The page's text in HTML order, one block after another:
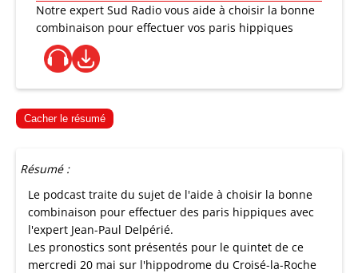
Notre expert Sud Radio vous aide à choisir la bonne
combinaison pour effectuer vos paris hippiques
Cacher le résumé
Résumé :
Le podcast traite du sujet de l'aide à choisir la bonne
combinaison pour effectuer des paris hippiques avec
l'expert Jean-Paul Delpérié.
Les pronostics sont présentés pour le quintet de ce
mercredi 20 mai sur l'hippodrome du Croisé-la-Roche